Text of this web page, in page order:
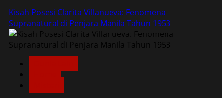
Kisah Posesi Clarita Villanueva: Fenomena
Supranatural di Penjara Manila Tahun 1953